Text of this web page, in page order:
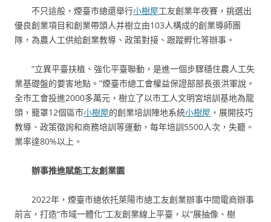
不只這般，煙臺市總還舉行小樹屋工友創業年夜賽，挑選出
優良創業項目和創業帶頭人并樹立由103人構成的創業導師團
隊，為農人工供給創業教導、政策對接、跟蹤孵化等辦事。
“立異平臺扶植、強化平臺聯動，是進一個步驟穩住農人工失
業基礎盤的要害地點。”煙臺市總工會權益保證部部長張洪軍說。
全市工會投進2000多萬元，樹立了以市工人文明宮培訓基地為龍
頭，籠罩12個區市小樹屋的創業培訓陣地系統小樹屋 ，展開技巧
教導、政策徵詢和商務培訓等運動，每年培訓5500人次，失聽。
業率達80%以上。
辦事推進賦能工友創業園
2022年，煙臺市總依托萊陽市總工友創業辦事中間電商辦事
前言，打造“市域一體化”工友創業線上平臺，以“展抽像、樹